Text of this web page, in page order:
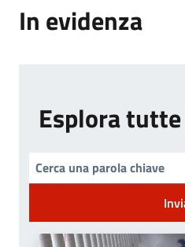
In evidenza
Esplora